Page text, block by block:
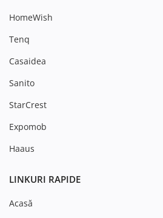
HomeWish
Tenq
Casaidea
Sanito
StarCrest
Expomob
Haaus
LINKURI RAPIDE
Acasă